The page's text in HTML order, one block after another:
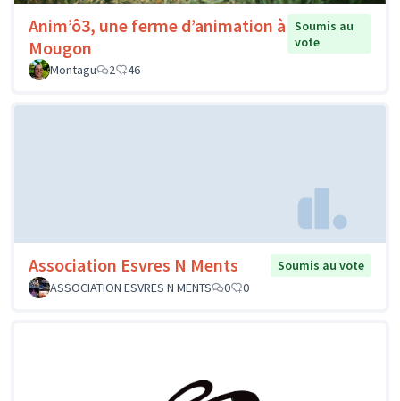
Anim’ô3, une ferme d’animation à
Mougon
Soumis au
vote
Montagu
2 46
Association Esvres N Ments
Soumis au vote
ASSOCIATION ESVRES N MENTS
0 0